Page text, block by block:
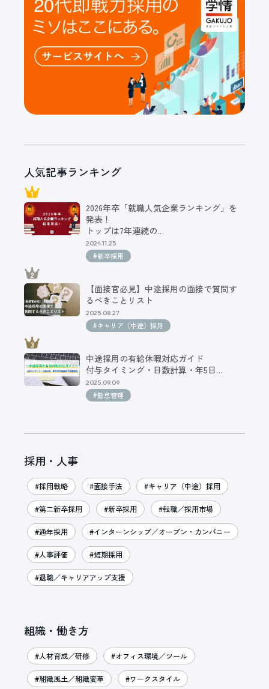
人気記事ランキング
2026年卒「就職人気企業ランキング」を
発表！
トップは7年連続の…
2024.11.25
#新卒採用
【面接官必見】中途採用の面接で質問す
るべきことリスト
2025.08.27
#キャリア（中途）採用
中途採用の有給休暇対応ガイド
付与タイミング・日数計算・年5日…
2025.09.09
#勤怠管理
採用・人事
#採用戦略 #面接手法 #キャリア（中途）採用
#第二新卒採用 #新卒採用 #転職／採用市場
#通年採用 #インターンシップ／オープン・カンパニー
#人事評価 #短期採用
#退職／キャリアアップ支援
組織・働き方
#人材育成／研修 #オフィス環境／ツール
#組織風土／組織変革 #ワークスタイル